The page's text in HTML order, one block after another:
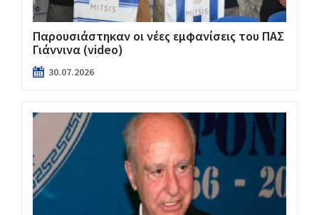
Παρουσιάστηκαν οι νέες εμφανίσεις του ΠΑΣ
Γιάννινα (video)
30.07.2026